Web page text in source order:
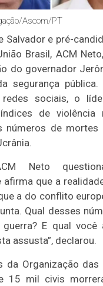
Ascom/PT
Salvador e pré-
Brasil, ACM
do governador
segurança pública.
redes sociais, o
de violência
números de mortes
Neto
afirma que a
a do conflito
Qual desses
E qual você
assusta”, declarou.
da Organização das
15 mil civis